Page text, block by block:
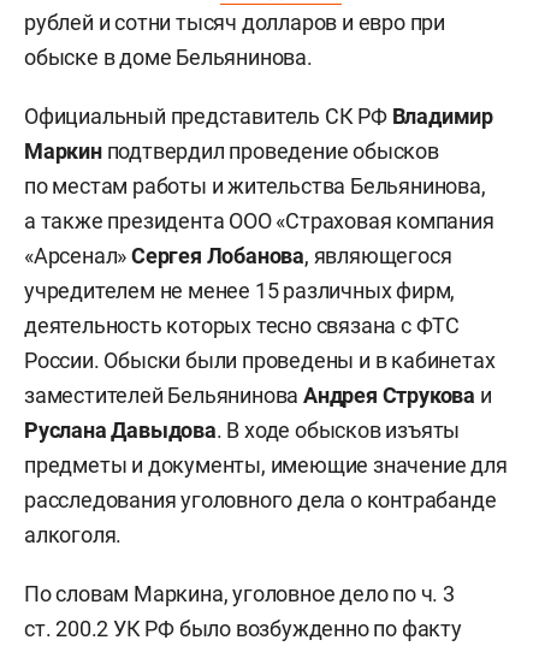
рублей и сотни тысяч долларов и евро при
обыске в доме Бельянинова.
Официальный представитель СК РФ Владимир
Маркинподтвердил проведение обысков
по местам работы и жительства Бельянинова,
а также президента ООО «Страховая компания
«Арсенал»Сергея Лобанова, являющегося
учредителем не менее 15 различных фирм,
деятельность которых тесно связана с ФТС
России. Обыски были проведены и в кабинетах
заместителей БельяниноваАндрея Струкова и
Руслана Давыдова. В ходе обысков изъяты
предметы и документы, имеющие значение для
расследования уголовного дела о контрабанде
алкоголя.
По словам Маркина, уголовное дело по ч. 3
ст. 200.2 УК РФ было возбужденно по факту